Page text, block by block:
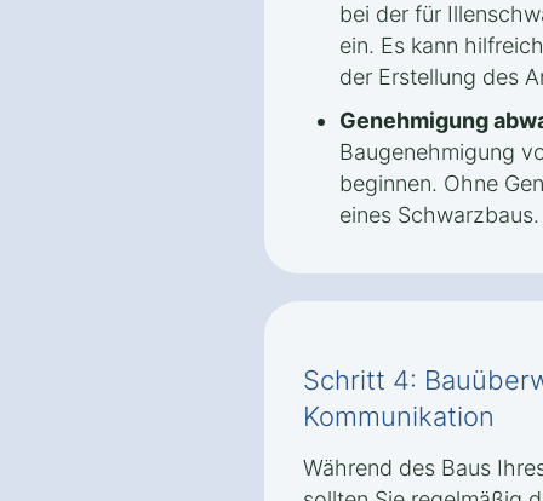
bei der für
ein. Es kann
der Erstellung des
Genehmigung
Baugenehmigung
beginnen. Ohne
eines Schwarzbaus.
Schritt 4:
Kommunikation
Während des Baus